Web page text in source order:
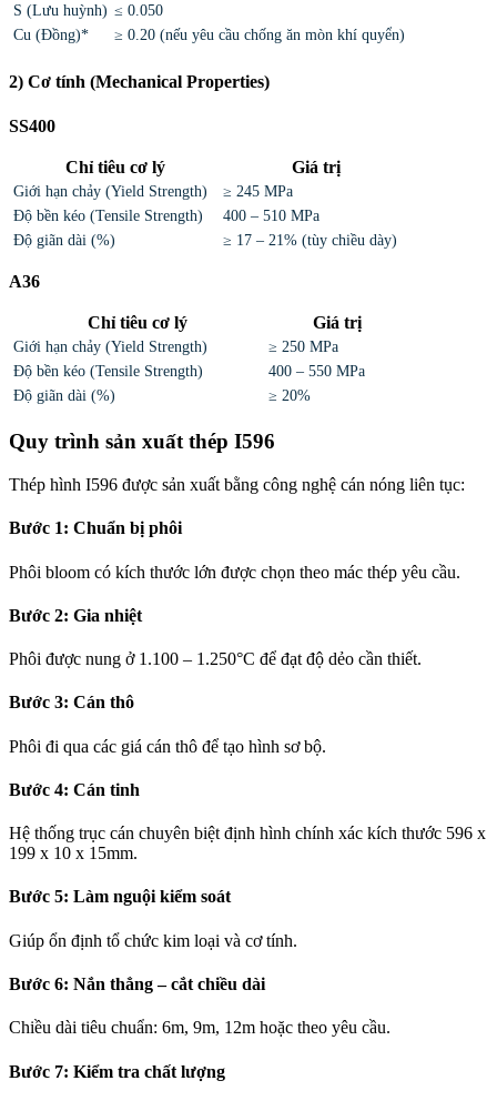
S (Lưu huỳnh) ≤ 0.050
Cu (Đồng)*
≥ 0.20 (nếu yêu cầu chống ăn mòn khí quyển)
2) Cơ tính (Mechanical Properties)
SS400
Chỉ tiêu cơ lý Giá trị
Giới hạn chảy (Yield Strength)
≥ 245 MPa
Độ bền kéo (Tensile Strength)
400 – 510 MPa
Độ giãn dài (%)
≥ 17 – 21% (tùy chiều dày)
A36
Chỉ tiêu cơ lý Giá trị
Giới hạn chảy (Yield Strength)
≥ 250 MPa
Độ bền kéo (Tensile Strength)
400 – 550 MPa
Độ giãn dài (%)
≥ 20%
Quy trình sản xuất thép I596
Thép hình I596 được sản xuất bằng công nghệ cán nóng liên tục:
Bước 1: Chuẩn bị phôi
Phôi bloom có kích thước lớn được chọn theo mác thép yêu cầu.
Bước 2: Gia nhiệt
Phôi được nung ở 1.100 – 1.250°C để đạt độ dẻo cần thiết.
Bước 3: Cán thô
Phôi đi qua các giá cán thô để tạo hình sơ bộ.
Bước 4: Cán tinh
Hệ thống trục cán chuyên biệt định hình chính xác kích thước 596 x
199 x 10 x 15mm.
Bước 5: Làm nguội kiểm soát
Giúp ổn định tổ chức kim loại và cơ tính.
Bước 6: Nắn thẳng – cắt chiều dài
Chiều dài tiêu chuẩn: 6m, 9m, 12m hoặc theo yêu cầu.
Bước 7: Kiểm tra chất lượng